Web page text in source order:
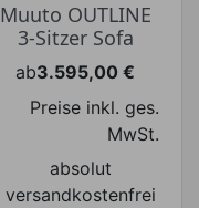
Muuto OUTLINE
3-Sitzer Sofa
ab
Preis
3.595,00 €
Preise inkl. ges.
MwSt.
absolut
versandkostenfrei